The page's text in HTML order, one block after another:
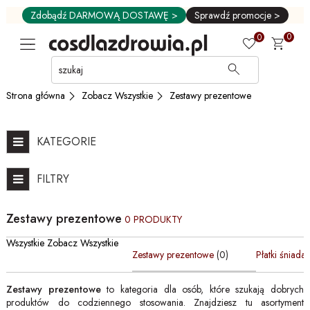
Przejdź
GŁÓWNEJ
ZAWARTOŚCI
PRODUKTÓW
MENU
UŻYTKOWNIKA
Zdobądź DARMOWĄ DOSTAWĘ > Sprawdź promocje >
0 0
Strona główna Zobacz Wszystkie Zestawy prezentowe
KATEGORIE
FILTRY
Zestawy prezentowe 0 PRODUKTY
Wszystkie Zobacz Wszystkie
Zestawy prezentowe (0) Płatki
Zestawy prezentoweto kategoria dla osób, które szukają dobrych
produktów do codziennego stosowania. Znajdziesz tu asortyment